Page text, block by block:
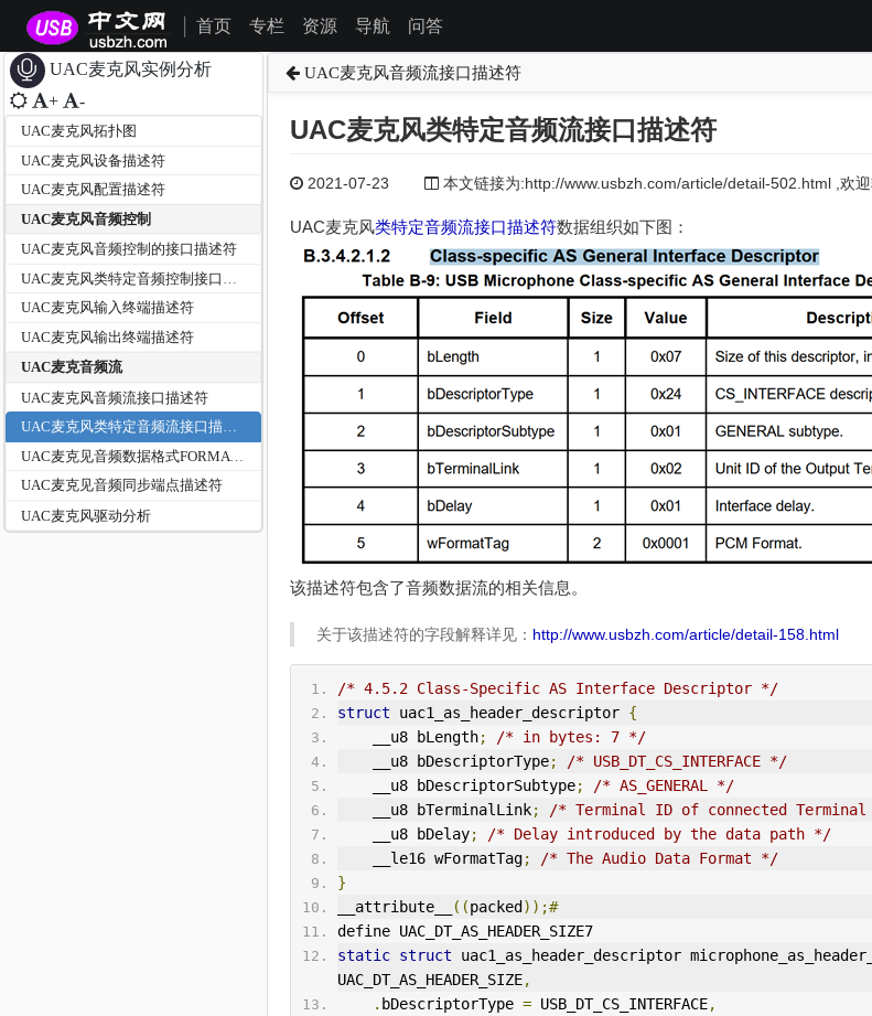
首页 专栏 资源 导航 问答
UAC麦克风实例分析
+ -
UAC麦克风拓扑图
UAC麦克风设备描述符
UAC麦克风配置描述符
UAC麦克风音频控制
UAC麦克风音频控制的接口描述符
UAC麦克风输入终端描述符
UAC麦克风输出终端描述符
UAC麦克音频流
UAC麦克风音频流接口描述符
UAC麦克风类特定音频流接口描述符
UAC麦克见音频同步端点描述符
UAC麦克风驱动分析
UAC麦克风音频流接口描述符
UAC麦克风类特定音频流接口描述符
2021-07-23 本文链接为:http://www.usbzh.com/article/detail-502.html ,欢迎
UAC麦克风类特定音频流接口描述符数据组织如下图：
该描述符包含了音频数据流的相关信息。
关于该描述符的字段解释详见： http://www.usbzh.com/article/detail-158.html
/* 4.5.2 Class-Specific AS Interface Descriptor */
struct uac1_as_header_descriptor {
    __u8 bLength
;
/* in bytes: 7 */
    __u8 bDescriptorType
; /* USB_DT_CS_ INTERFACE */
    __u8 bDescriptorSubtype
;
/* AS_GENERAL */
    __u8 bTerminalLink
;
/* Terminal ID of connected
    __u8 bDelay
;
/* Delay introduced by the data path */
    __le16 wFormatTag
;
/* The Audio Data Format */
}
__attribute__
((packed ));#
define UAC_DT_AS_HEADER_SIZE7
static struct uac1_as_header_descriptor
UAC_DT_AS_HEADER_SIZE,
. bDescriptorType = USB_DT_CS_ INTERFACE,